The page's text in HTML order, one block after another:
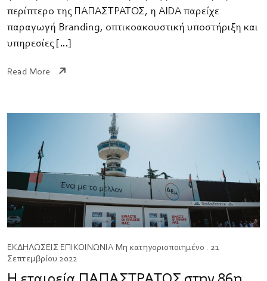
περίπτερο της ΠΑΠΑΣΤΡΑΤΟΣ, η AIDA παρείχε
παραγωγή Branding, οπτικοακουστική υποστήριξη και
υπηρεσίες […]
Read More
ΕΚΔΗΛΩΣΕΙΣ ΕΠΙΚΟΙΝΩΝΙΑ Μη κατηγοριοποιημένο . 21
Σεπτεμβρίου 2022